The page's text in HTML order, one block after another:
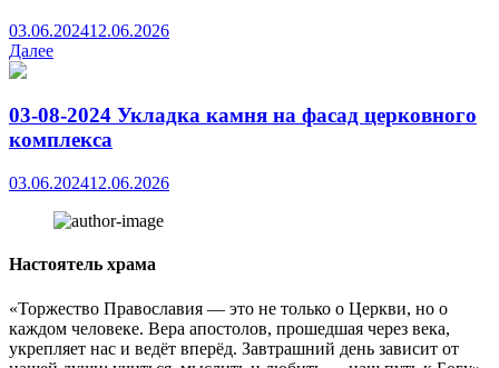
03.06.202412.06.2026
Далее
03-08-2024 Укладка камня на фасад церковного
комплекса
03.06.202412.06.2026
Настоятель храма
«Торжество Православия — это не только о Церкви, но о
каждом человеке. Вера апостолов, прошедшая через века,
укрепляет нас и ведёт вперёд. Завтрашний день зависит от